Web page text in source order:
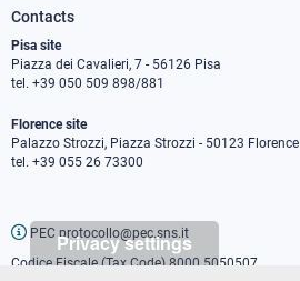
Privacy settings
Contacts
Pisa site
Piazza dei Cavalieri, 7 - 56126 Pisa
tel. +39 050 509 898/881
Florence site
Palazzo Strozzi, Piazza Strozzi - 50123 Florence
tel. +39 055 26 73300
PEC protocollo@pec.sns.it
Codice Fiscale (Tax Code) 8000 5050507